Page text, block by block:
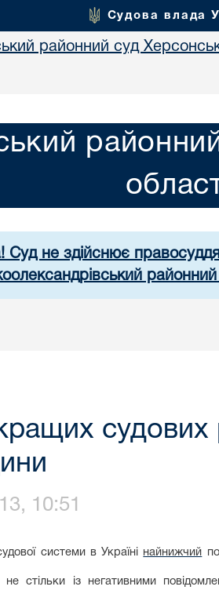
Судова влада
районний суд
Суд не здійснює
кращих
10:51
системи в Україні найнижчий
не стільки із негативними